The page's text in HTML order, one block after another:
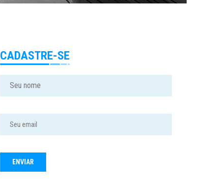
CADASTRE-SE